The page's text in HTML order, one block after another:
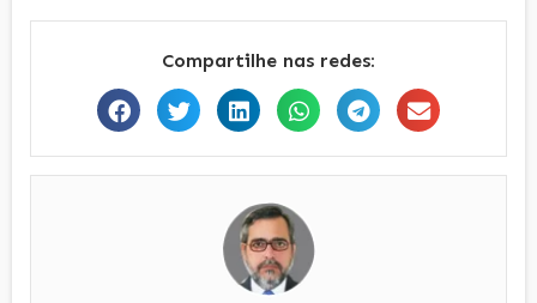
Compartilhe nas redes: